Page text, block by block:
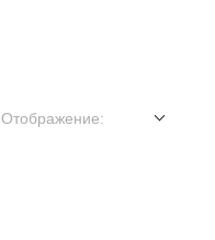
Отображение: